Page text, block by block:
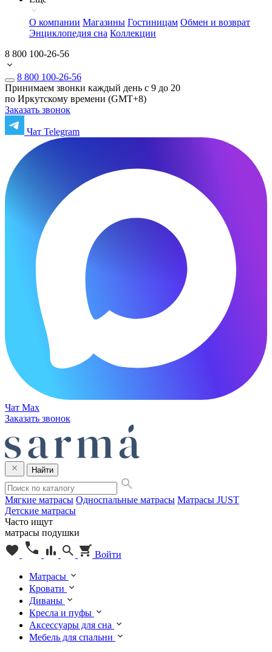
О компании Магазины Гостиницам Обмен и возврат
Энциклопедия сна Коллекции
8 800 100-26-56
8 800 100-26-56
Принимаем звонки каждый день с 9 до 20
по Иркутскому времени (GMT+8)
Заказать звонок
Чат Telegram
Чат Max
Заказать звонок
Найти
Мягкие матрасы Односпальные матрасы Матрасы JUST
Детские матрасы
Часто ищут
матрасы подушки
Войти
Матрасы
Кровати
Диваны
Кресла и пуфы
Аксессуары для сна
Мебель для спальни